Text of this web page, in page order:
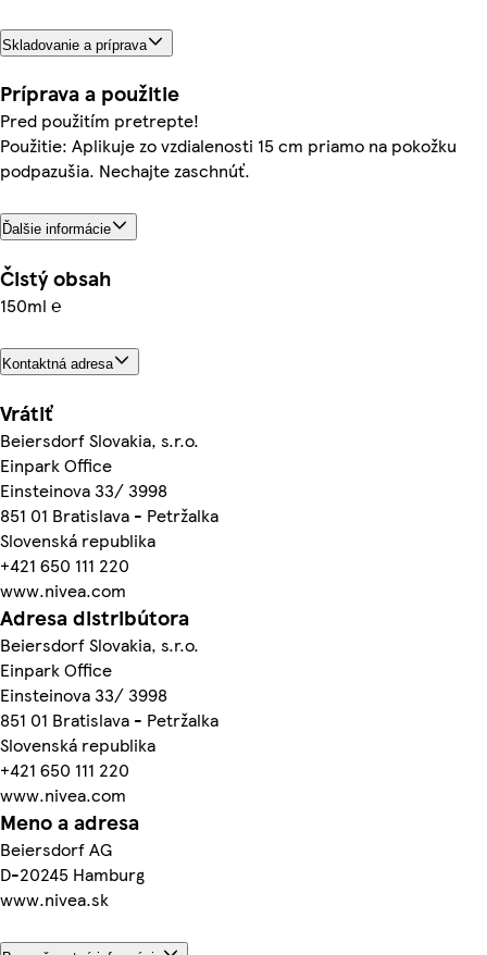
Skladovanie a príprava
Príprava a použitie
Pred použitím pretrepte!
Použitie: Aplikuje zo vzdialenosti 15 cm priamo na pokožku
podpazušia. Nechajte zaschnúť.
Ďalšie informácie
Čistý obsah
150ml ℮
Kontaktná adresa
Vrátiť
Beiersdorf Slovakia, s.r.o.
Einpark Office
Einsteinova 33/ 3998
851 01 Bratislava - Petržalka
Slovenská republika
+421 650 111 220
www.nivea.com
Adresa distribútora
Beiersdorf Slovakia, s.r.o.
Einpark Office
Einsteinova 33/ 3998
851 01 Bratislava - Petržalka
Slovenská republika
+421 650 111 220
www.nivea.com
Meno a adresa
Beiersdorf AG
D-20245 Hamburg
www.nivea.sk